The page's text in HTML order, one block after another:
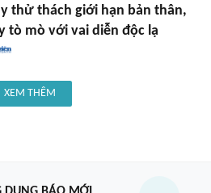
thử thách giới hạn bản thân,
tò mò với vai diễn độc lạ
XEM THÊM